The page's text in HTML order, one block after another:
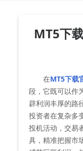
MT5下
在MT5下载
段，它既可以作
辟利润丰厚的路
投资者在复杂多
投机活动，交易
具，精准把握市